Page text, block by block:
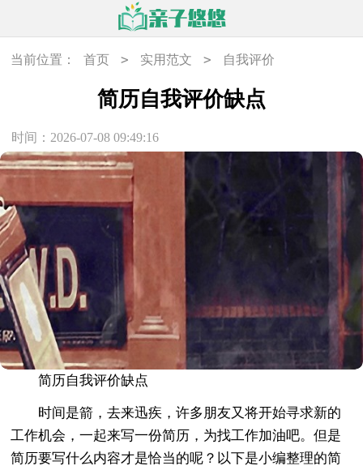
当前位置： 首页 > 实用范文 > 自我评价
简历自我评价缺点
时间：2026-07-08 09:49:16
简历自我评价缺点
时间是箭，去来迅疾，许多朋友又将开始寻求新的
工作机会，一起来写一份简历，为找工作加油吧。但是
简历要写什么内容才是恰当的呢？以下是小编整理的简